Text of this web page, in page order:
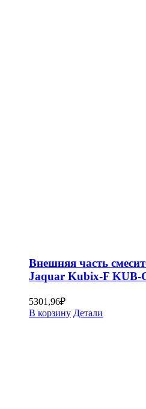
Внешняя часть
Jaquar Kubix-F KUB-
5301,96₽
В корзину Детали